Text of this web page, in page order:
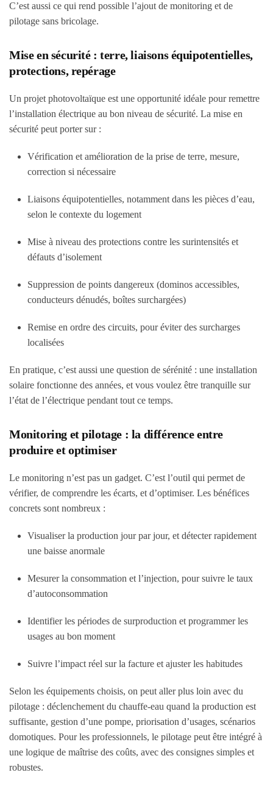
C’est aussi ce qui rend possible l’ajout de monitoring et de
pilotage sans bricolage.
Mise en sécurité : terre, liaisons équipotentielles,
protections, repérage
Un projet photovoltaïque est une opportunité idéale pour remettre
l’installation électrique au bon niveau de sécurité. La mise en
sécurité peut porter sur :
Vérification et amélioration de la prise de terre, mesure,
correction si nécessaire
Liaisons équipotentielles, notamment dans les pièces d’eau,
selon le contexte du logement
Mise à niveau des protections contre les surintensités et
défauts d’isolement
Suppression de points dangereux (dominos accessibles,
conducteurs dénudés, boîtes surchargées)
Remise en ordre des circuits, pour éviter des surcharges
localisées
En pratique, c’est aussi une question de sérénité : une installation
solaire fonctionne des années, et vous voulez être tranquille sur
l’état de l’électrique pendant tout ce temps.
Monitoring et pilotage : la différence entre
produire et optimiser
Le monitoring n’est pas un gadget. C’est l’outil qui permet de
vérifier, de comprendre les écarts, et d’optimiser. Les bénéfices
concrets sont nombreux :
Visualiser la production jour par jour, et détecter rapidement
une baisse anormale
Mesurer la consommation et l’injection, pour suivre le taux
d’autoconsommation
Identifier les périodes de surproduction et programmer les
usages au bon moment
Suivre l’impact réel sur la facture et ajuster les habitudes
Selon les équipements choisis, on peut aller plus loin avec du
pilotage : déclenchement du chauffe-eau quand la production est
suffisante, gestion d’une pompe, priorisation d’usages, scénarios
domotiques. Pour les professionnels, le pilotage peut être intégré à
une logique de maîtrise des coûts, avec des consignes simples et
robustes.